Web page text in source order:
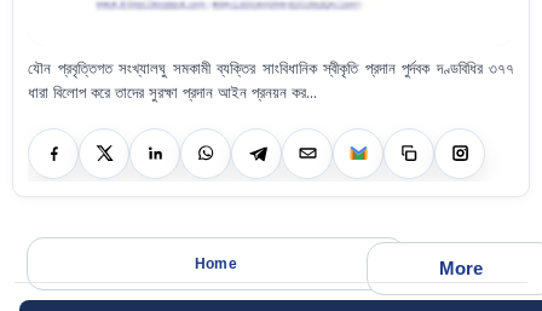
যৌন প্রবৃত্তিগত সংখ্যালঘু সমকামী ব্যক্তির সাংবিধানিক স্বীকৃতি প্রদান পুর্দবক দণ্ডবিধির ৩৭৭
ধারা বিলোপ করে তাদের সুরক্ষা প্রদান আইন প্রনয়ন কর...
More
Home